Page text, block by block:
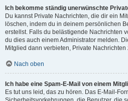
Ich bekomme ständig unerwünschte
Du kannst Private Nachrichten, die dir ein
löschen, indem du in deinem persönlichen
erstellst. Falls du belästigende Nachrichten
du dies auch einem Administrator melden.
Mitglied dann verbieten, Private Nachrichten
Nach oben
Ich habe eine Spam-E-Mail von einem
Es tut uns leid, das zu hören. Das E-Mail-